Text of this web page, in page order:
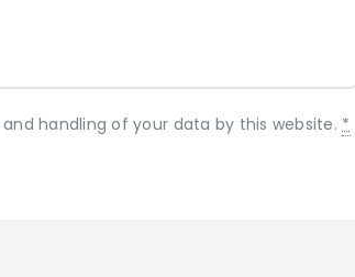
handling of your data by this website. *